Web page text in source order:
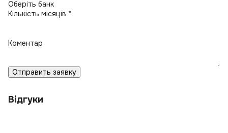
Кількість місяців *
Коментар
Отправить заявку
Відгуки